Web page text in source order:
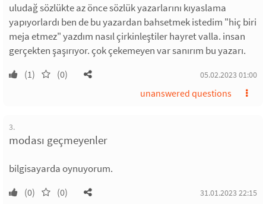
uludağ sözlükte az önce sözlük yazarlarını kıyaslama
yapıyorlardı ben de bu yazardan bahsetmek istedim "hiç biri
meja etmez" yazdım nasıl çirkinleştiler hayret valla. insan
gerçekten şaşırıyor. çok çekemeyen var sanırım bu yazarı.
(1) (0) 05.02.2023 01:00
unanswered questions
3.
modası geçmeyenler
bilgisayarda oynuyorum.
(0) (0) 31.01.2023 22:15